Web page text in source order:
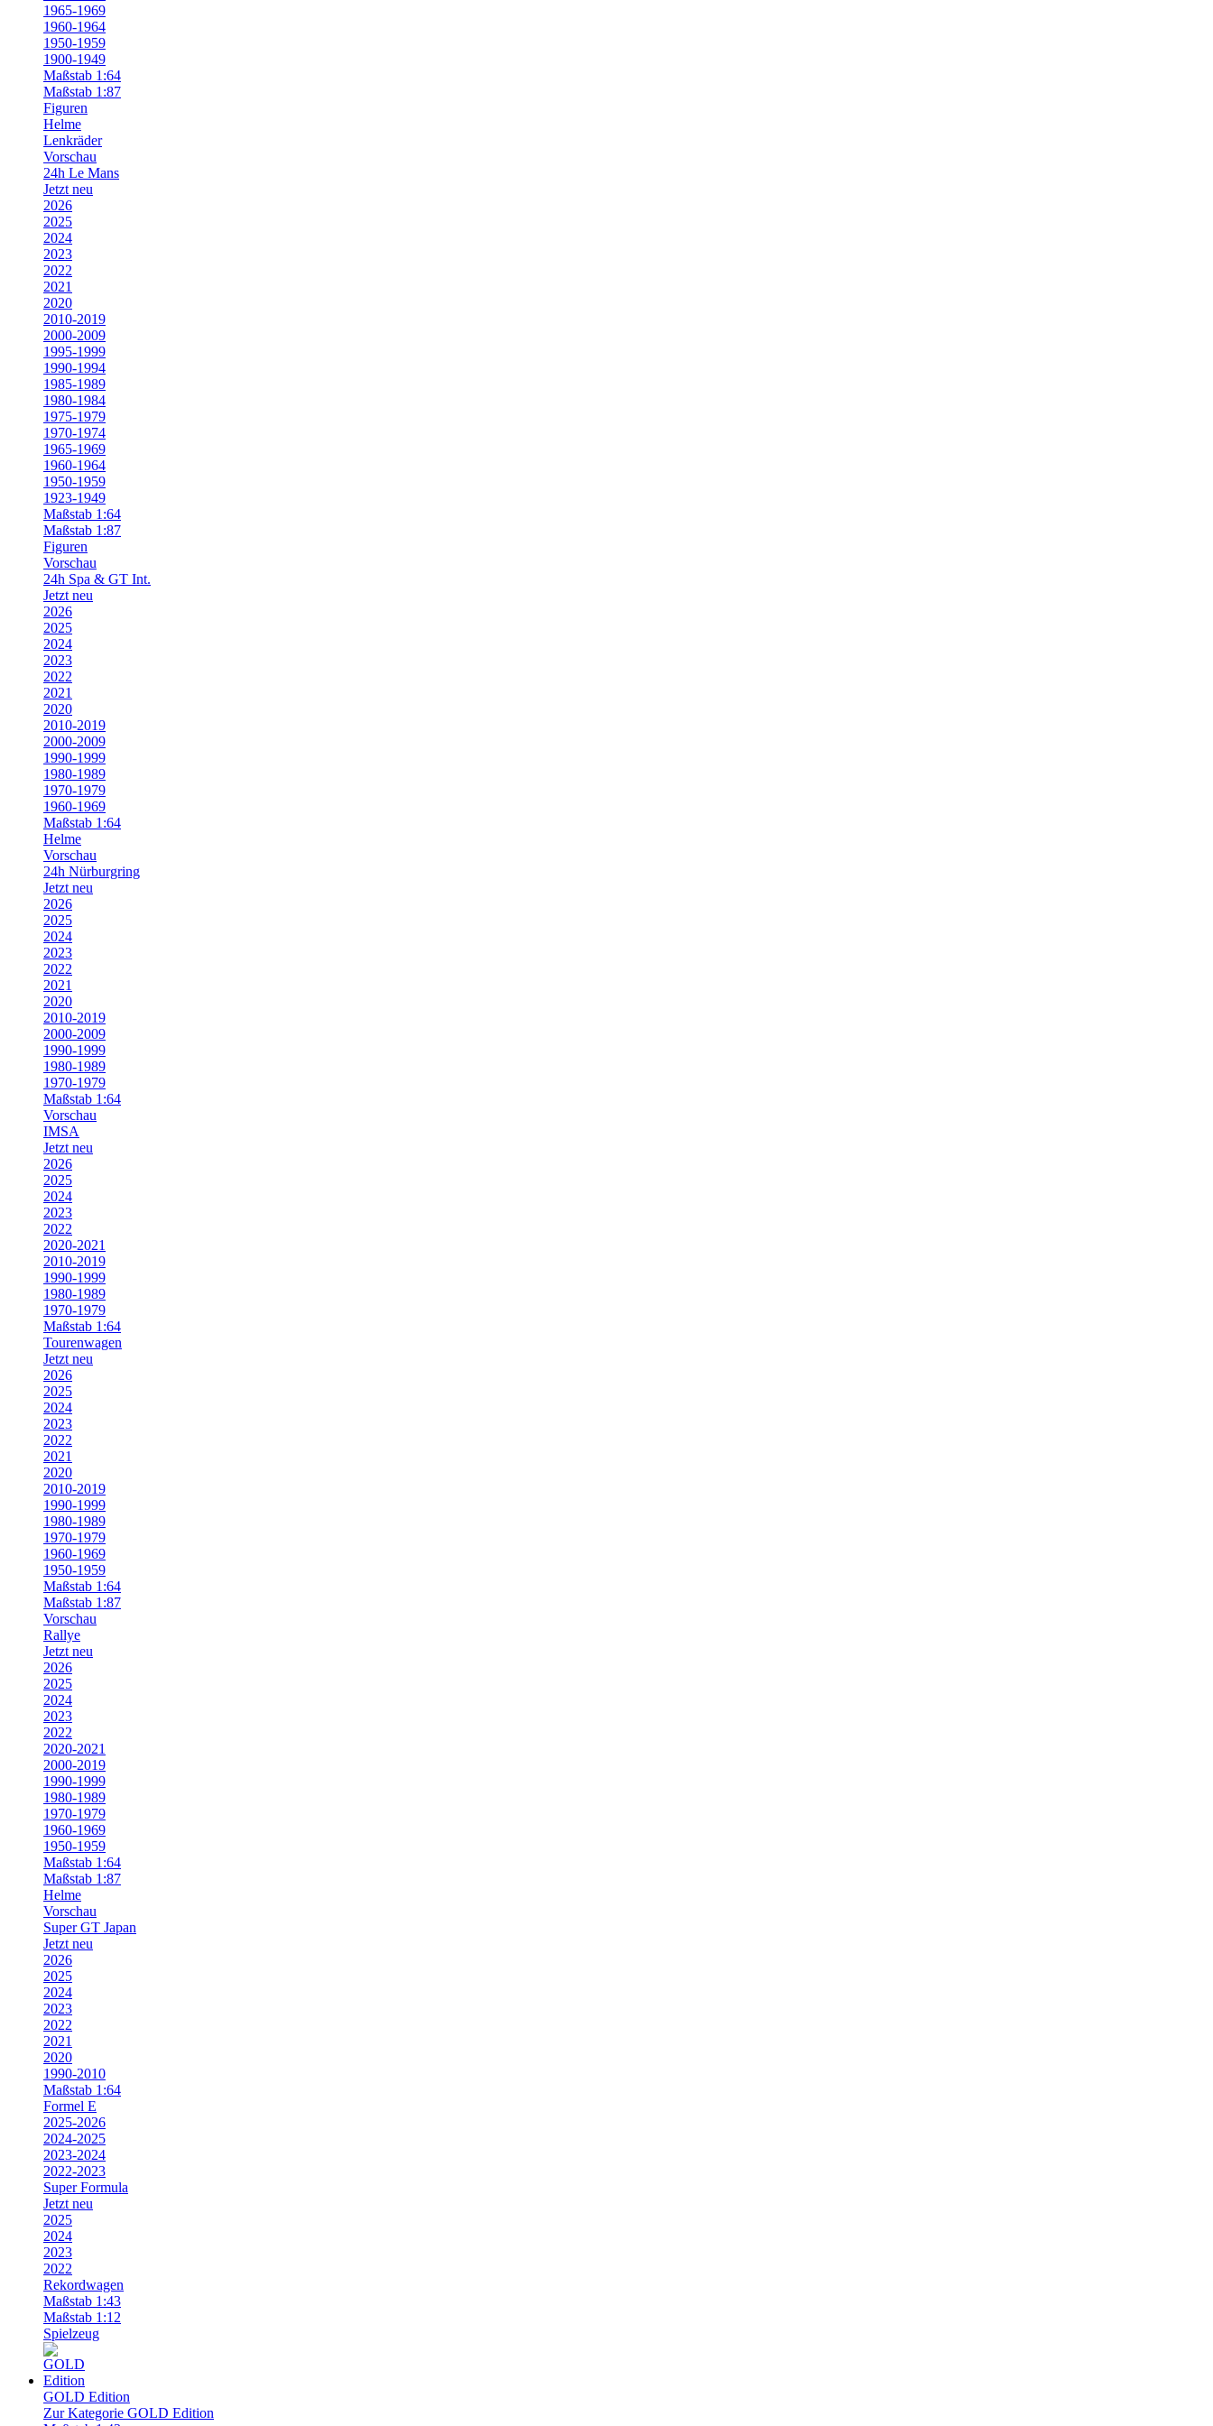
1965-1969
1960-1964
1950-1959
1900-1949
Maßstab 1:64
Maßstab 1:87
Figuren
Helme
Lenkräder
Vorschau
24h Le Mans
Jetzt neu
2026
2025
2024
2023
2022
2021
2020
2010-2019
2000-2009
1995-1999
1990-1994
1985-1989
1980-1984
1975-1979
1970-1974
1965-1969
1960-1964
1950-1959
1923-1949
Maßstab 1:64
Maßstab 1:87
Figuren
Vorschau
24h Spa & GT Int.
Jetzt neu
2026
2025
2024
2023
2022
2021
2020
2010-2019
2000-2009
1990-1999
1980-1989
1970-1979
1960-1969
Maßstab 1:64
Helme
Vorschau
24h Nürburgring
Jetzt neu
2026
2025
2024
2023
2022
2021
2020
2010-2019
2000-2009
1990-1999
1980-1989
1970-1979
Maßstab 1:64
Vorschau
IMSA
Jetzt neu
2026
2025
2024
2023
2022
2020-2021
2010-2019
1990-1999
1980-1989
1970-1979
Maßstab 1:64
Tourenwagen
Jetzt neu
2026
2025
2024
2023
2022
2021
2020
2010-2019
1990-1999
1980-1989
1970-1979
1960-1969
1950-1959
Maßstab 1:64
Maßstab 1:87
Vorschau
Rallye
Jetzt neu
2026
2025
2024
2023
2022
2020-2021
2000-2019
1990-1999
1980-1989
1970-1979
1960-1969
1950-1959
Maßstab 1:64
Maßstab 1:87
Helme
Vorschau
Super GT Japan
Jetzt neu
2026
2025
2024
2023
2022
2021
2020
1990-2010
Maßstab 1:64
Formel E
2025-2026
2024-2025
2023-2024
2022-2023
Super Formula
Jetzt neu
2025
2024
2023
2022
Rekordwagen
Maßstab 1:43
Maßstab 1:12
Spielzeug
GOLD Edition
Zur Kategorie GOLD Edition